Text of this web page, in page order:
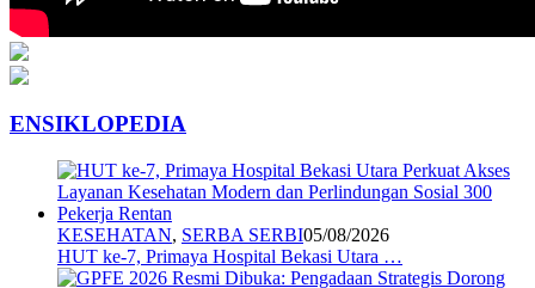
ENSIKLOPEDIA
KESEHATAN, SERBA SERBI05/08/2026
HUT ke-7, Primaya Hospital Bekasi Utara …